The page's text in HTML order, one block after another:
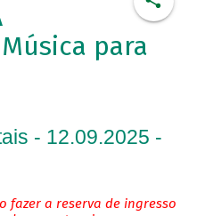
Música para
- 12.09.2025 -
fazer a reserva de ingresso